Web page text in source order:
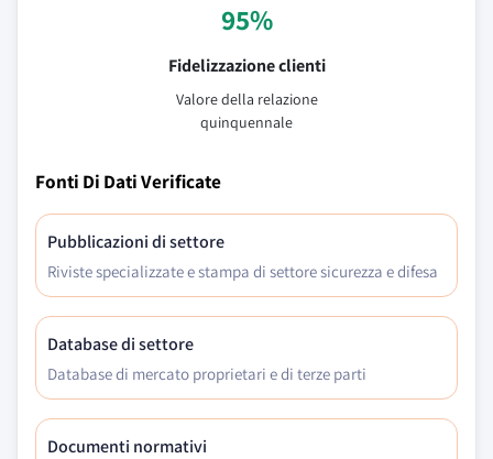
95%
Fidelizzazione clienti
Valore della relazione
quinquennale
Fonti Di Dati Verificate
Pubblicazioni di settore
Riviste specializzate e stampa di settore sicurezza e difesa
Database di settore
Database di mercato proprietari e di terze parti
Documenti normativi